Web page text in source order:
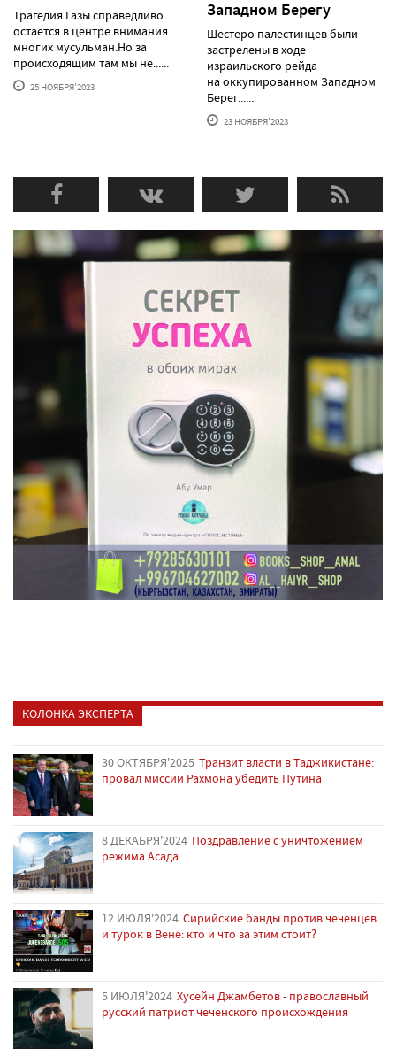
Трагедия Газы справедливо
остается в центре внимания
многих мусульман.Но за
происходящим там мы не......
25 НОЯБРЯ'2023
Западном Берегу
Шестеро палестинцев были
застрелены в ходе
израильского рейда
на оккупированном Западном
Берег......
23 НОЯБРЯ'2023
КОЛОНКА ЭКСПЕРТА
30 ОКТЯБРЯ'2025 Транзит власти в Таджикистане:
провал миссии Рахмона убедить Путина
8 ДЕКАБРЯ'2024 Поздравление с уничтожением
режима Асада
12 ИЮЛЯ'2024 Сирийские банды против чеченцев
и турок в Вене: кто и что за этим стоит?
5 ИЮЛЯ'2024 Хусейн Джамбетов - православный
русский патриот чеченского происхождения